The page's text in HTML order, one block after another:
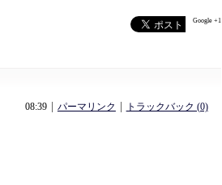
Google +1
08:39 パーマリンク トラックバック (0)